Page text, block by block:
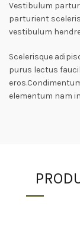
Vestibulum
parturient
vestibulum
Scelerisque
purus lectus
elementum nam